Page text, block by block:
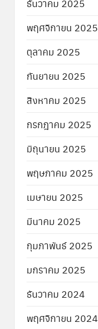
ธันวาคม 2025
พฤศจิกายน 2025
ตุลาคม 2025
กันยายน 2025
สิงหาคม 2025
กรกฎาคม 2025
มิถุนายน 2025
พฤษภาคม 2025
เมษายน 2025
มีนาคม 2025
กุมภาพันธ์ 2025
มกราคม 2025
ธันวาคม 2024
พฤศจิกายน 2024